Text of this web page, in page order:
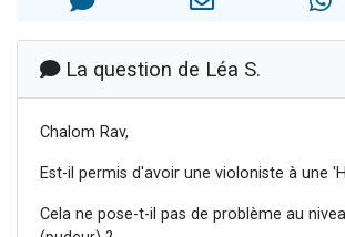
La question de Léa S.
Chalom Rav,
Est-il permis d'avoir une violoniste à une
Cela ne pose-t-il pas de problème au